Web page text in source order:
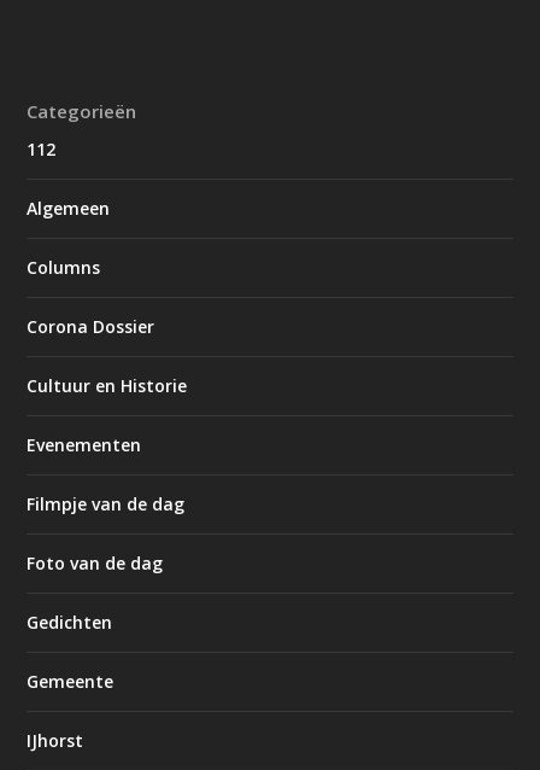
Categorieën
112
Algemeen
Columns
Corona Dossier
Cultuur en Historie
Evenementen
Filmpje van de dag
Foto van de dag
Gedichten
Gemeente
IJhorst